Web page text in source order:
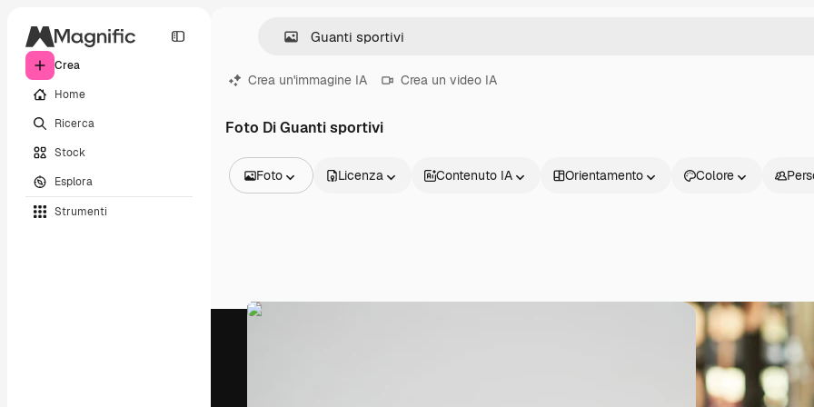
Crea
Home
Ricerca
Stock
Esplora
Strumenti
Crea un'immagine IA Crea un video IA
Foto Di Guanti sportivi
Foto
Video
Licenza Contenuto IA Orientamento Colore
Inizia